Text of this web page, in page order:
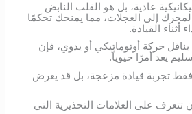
عادية، بل هو القلب النابض
إلى العجلات، مما يمنحك تحكمًا
أثناء القيادة.
حركة أوتوماتيكي أو يدوي، فإن
يعد أمرًا حيوياً.
تجربة قيادة مزعجة، بل قد يعرض
على العلامات التحذيرية التي